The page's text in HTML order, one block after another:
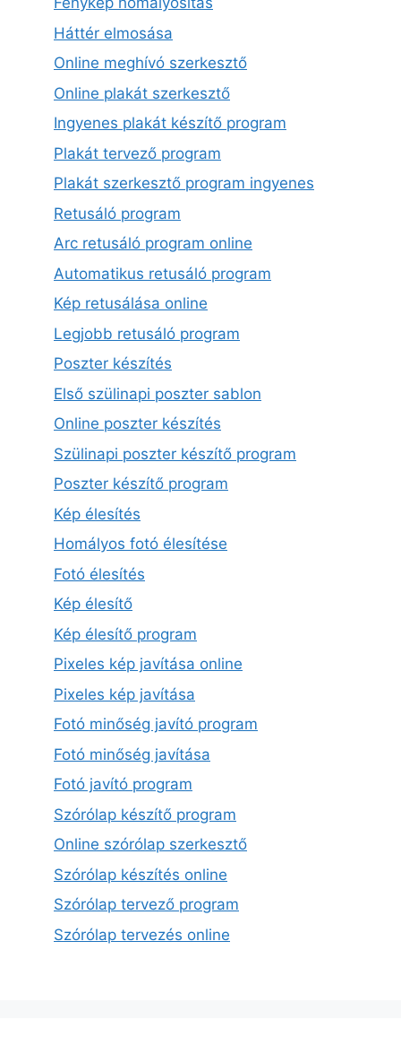
Háttér elmosása
Online meghívó szerkesztő
Online plakát szerkesztő
Ingyenes plakát készítő program
Plakát tervező program
Plakát szerkesztő program ingyenes
Retusáló program
Arc retusáló program online
Automatikus retusáló program
Kép retusálása online
Legjobb retusáló program
Poszter készítés
Első szülinapi poszter sablon
Online poszter készítés
Szülinapi poszter készítő program
Poszter készítő program
Kép élesítés
Homályos fotó élesítése
Fotó élesítés
Kép élesítő
Kép élesítő program
Pixeles kép javítása online
Pixeles kép javítása
Fotó minőség javító program
Fotó minőség javítása
Fotó javító program
Szórólap készítő program
Online szórólap szerkesztő
Szórólap készítés online
Szórólap tervező program
Szórólap tervezés online